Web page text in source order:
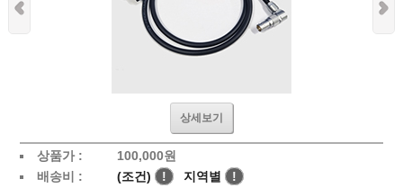
상세보기
상품가 : 100,000원
배송비 :
(조건) ! 지역별
!